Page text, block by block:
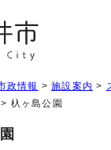
政情報 >施設案内 >
> 杁ヶ島公園